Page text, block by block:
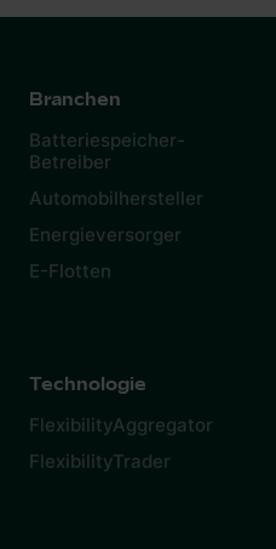
Branchen
Batteriespeicher-
Betreiber
Automobilhersteller
Energieversorger
E-Flotten
Technologie
FlexibilityAggregator
FlexibilityTrader